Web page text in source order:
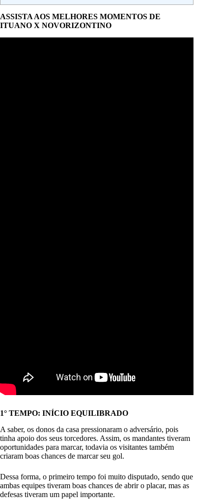
ASSISTA AOS MELHORES MOMENTOS DE
ITUANO X NOVORIZONTINO
1° TEMPO: INÍCIO EQUILIBRADO
A saber, os donos da casa pressionaram o adversário, pois
tinha apoio dos seus torcedores. Assim, os mandantes tiveram
oportunidades para marcar, todavia os visitantes também
criaram boas chances de marcar seu gol.
Dessa forma, o primeiro tempo foi muito disputado, sendo que
ambas equipes tiveram boas chances de abrir o placar, mas as
defesas tiveram um papel importante.